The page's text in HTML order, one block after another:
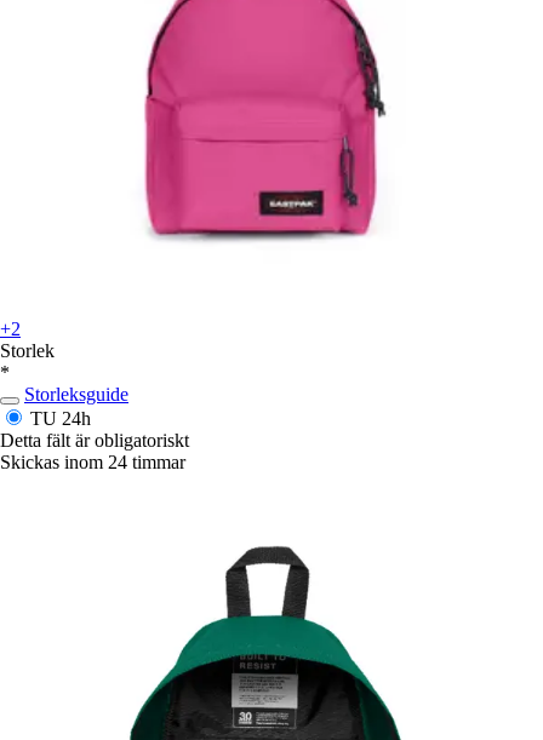
+2
Storlek
*
Storleksguide
TU 24h
Detta fält är obligatoriskt
Skickas inom 24 timmar